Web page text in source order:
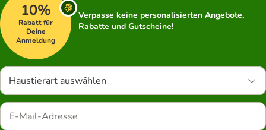
10%
Rabatt für
Deine
Anmeldung
Verpasse keine personalisierten Angebote,
Rabatte und Gutscheine!
Haustierart auswählen